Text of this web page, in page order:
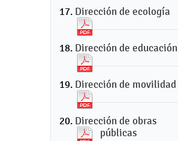
Dirección de ecología
Dirección de educación
Dirección de movilidad
Dirección de obras
públicas